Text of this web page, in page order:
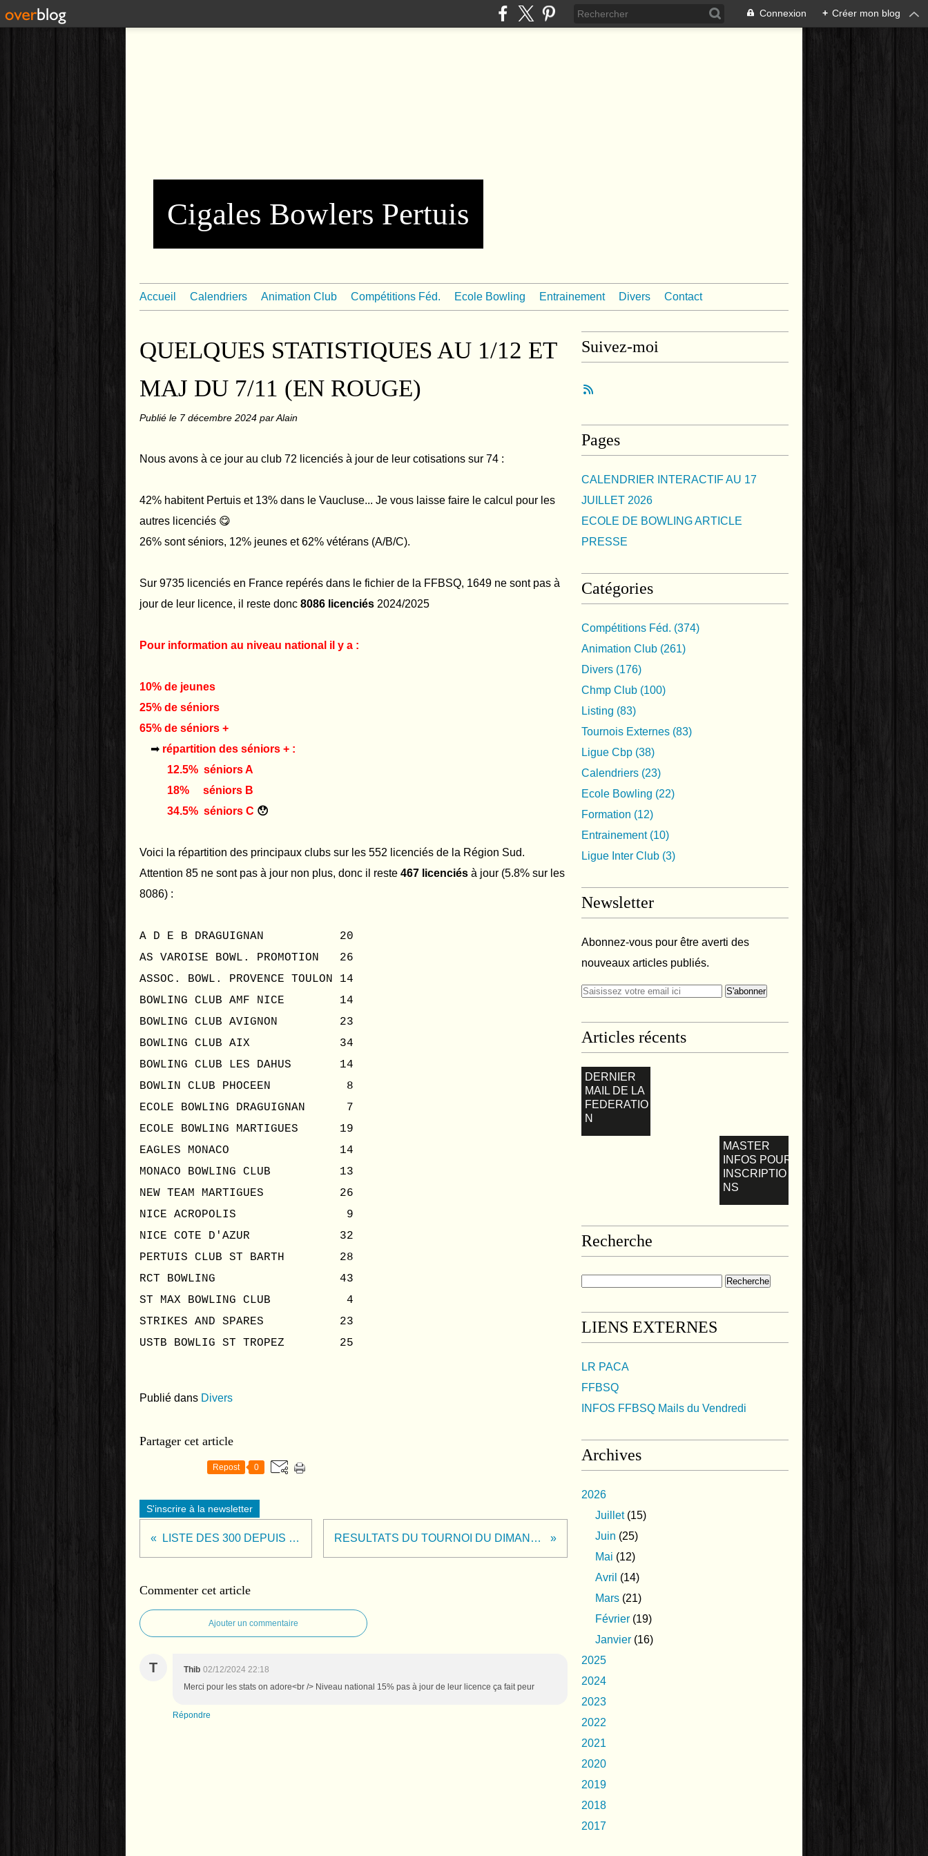
Connexion + Créer mon blog
Cigales Bowlers Pertuis
Accueil Calendriers Animation Club Compétitions Féd. Ecole Bowling Entrainement Divers Contact
QUELQUES STATISTIQUES AU 1/12 ET
MAJ DU 7/11 (EN ROUGE)
Publié le 7 décembre 2024 par Alain
Nous avons à ce jour au club 72 licenciés à jour de leur cotisations sur 74 :
42% habitent Pertuis et 13% dans le Vaucluse... Je vous laisse faire le calcul pour les
autres licenciés 😋
26% sont séniors, 12% jeunes et 62% vétérans (A/B/C).
Sur 9735 licenciés en France repérés dans le fichier de la FFBSQ, 1649 ne sont pas à
jour de leur licence, il reste donc 8086 licenciés 2024/2025
Pour information au niveau national il y a :
10% de jeunes
25% de séniors
65% de séniors +
➡ répartition des séniors + :
12.5% séniors A
18% séniors B
34.5% séniors C 😯
Voici la répartition des principaux clubs sur les 552 licenciés de la Région Sud.
Attention 85 ne sont pas à jour non plus, donc il reste 467 licenciés à jour (5.8% sur les
8086) :
A D E B DRAGUIGNAN 20
AS VAROISE BOWL. PROMOTION 26
ASSOC. BOWL. PROVENCE TOULON 14
BOWLING CLUB AMF NICE 14
BOWLING CLUB AVIGNON 23
BOWLING CLUB AIX 34
BOWLING CLUB LES DAHUS 14
BOWLIN CLUB PHOCEEN 8
ECOLE BOWLING DRAGUIGNAN 7
ECOLE BOWLING MARTIGUES 19
EAGLES MONACO 14
MONACO BOWLING CLUB 13
NEW TEAM MARTIGUES 26
NICE ACROPOLIS 9
NICE COTE D'AZUR 32
PERTUIS CLUB ST BARTH 28
RCT BOWLING 43
ST MAX BOWLING CLUB 4
STRIKES AND SPARES 23
USTB BOWLIG ST TROPEZ 25
Publié dans Divers
Partager cet article
Repost 0
S'inscrire à la newsletter
LISTE DES 300 DEPUIS 1er SEPTEMBRE RESULTATS DU TOURNOI DU DIMANCHE 8 DECEMBRE 2024
Commenter cet article
Ajouter un commentaire
T Thib 02/12/2024 22:18
Merci pour les stats on adore<br /> Niveau national 15% pas à jour de leur licence ça fait peur
Répondre
Suivez-moi
Pages
CALENDRIER INTERACTIF AU 17
JUILLET 2026
ECOLE DE BOWLING ARTICLE
PRESSE
Catégories
Compétitions Féd. (374)
Animation Club (261)
Divers (176)
Chmp Club (100)
Listing (83)
Tournois Externes (83)
Ligue Cbp (38)
Calendriers (23)
Ecole Bowling (22)
Formation (12)
Entrainement(10)
Ligue Inter Club (3)
Newsletter
Abonnez-vous pour être averti des
nouveaux articles publiés.
Articles récents
DERNIER
MAIL DE LA
FEDERATIO
N
MASTER
INFOS POUR
INSCRIPTIO
NS
Recherche
LIENS EXTERNES
LR PACA
FFBSQ
INFOS FFBSQ Mails du Vendredi
Archives
2026
Juillet(15)
Juin (25)
Mai (12)
Avril (14)
Mars (21)
Février (19)
Janvier (16)
2025
2024
2023
2022
2021
2020
2019
2018
2017